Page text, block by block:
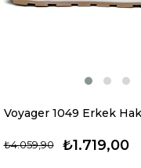
₺1.719,00
₺4.059,90